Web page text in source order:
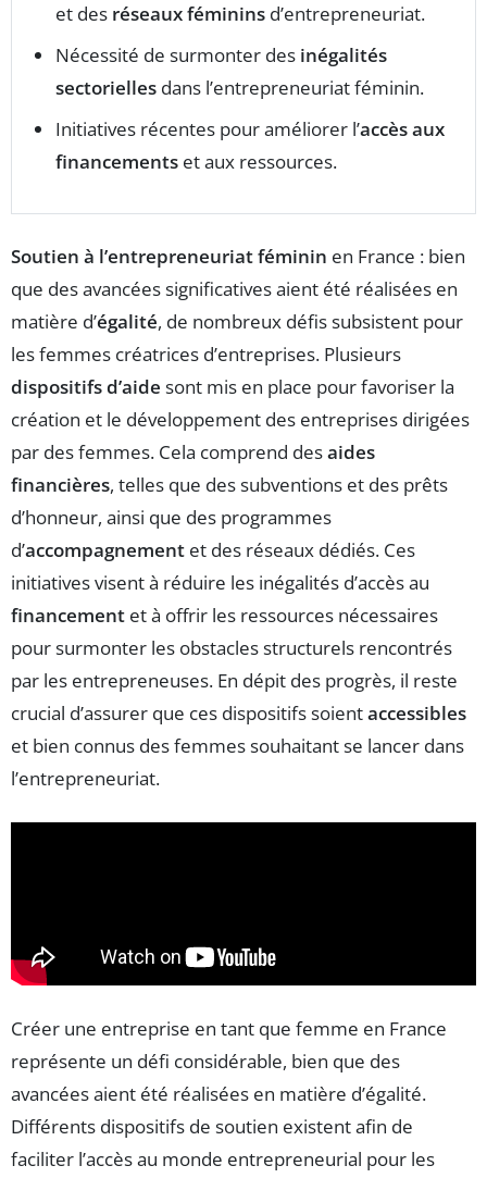
et des réseaux féminins d’entrepreneuriat.
Nécessité de surmonter des inégalités
sectorielles dans l’entrepreneuriat féminin.
Initiatives récentes pour améliorer l’accès aux
financements et aux ressources.
Soutien à l’entrepreneuriat féminin en France : bien
que des avancées significatives aient été réalisées en
matière d’égalité, de nombreux défis subsistent pour
les femmes créatrices d’entreprises. Plusieurs
dispositifs d’aide sont mis en place pour favoriser la
création et le développement des entreprises dirigées
par des femmes. Cela comprend desaides
financières, telles que des subventions et des prêts
d’honneur, ainsi que des programmes
d’accompagnement et des réseaux dédiés. Ces
initiatives visent à réduire les inégalités d’accès au
financement et à offrir les ressources nécessaires
pour surmonter les obstacles structurels rencontrés
par les entrepreneuses. En dépit des progrès, il reste
crucial d’assurer que ces dispositifs soientaccessibles
et bien connus des femmes souhaitant se lancer dans
l’entrepreneuriat.
Créer une entreprise en tant que femme en France
représente un défi considérable, bien que des
avancées aient été réalisées en matière d’égalité.
Différents dispositifs de soutien existent afin de
faciliter l’accès au monde entrepreneurial pour les